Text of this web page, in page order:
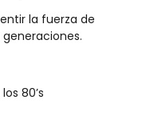
la fuerza de
80’s